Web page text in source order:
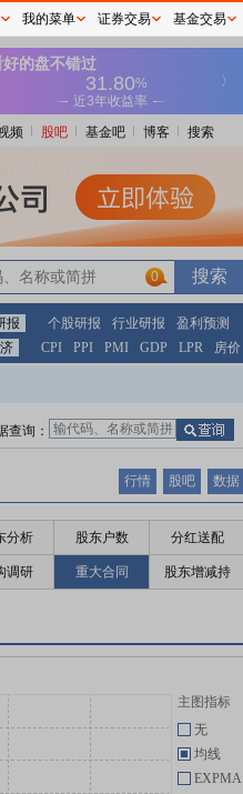
频 股吧 基金吧 博客 搜索
0
报 个股研报 行业研报
盈利预测
CPI PPI PMI GDP LPR 房价
查询：
行情 股吧 数据
分析 股东户数 分红送配
调研 重大合同 股东增减持
主图指标
无
均线
EXPMA
我的菜单 证券交易 基金交易